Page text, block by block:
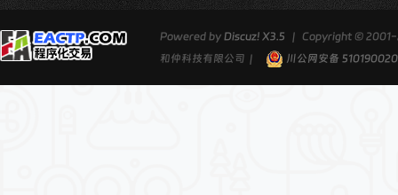
Powered by Discuz! X3.5 |
Copyright ©
和仲科技有限公司 | 川公网安备